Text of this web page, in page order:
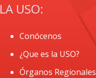
LA USO:
Conócenos
¿Que es la USO?
Órganos Regionales